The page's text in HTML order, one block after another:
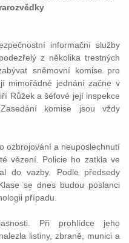
informační služby
z několika trestných
sněmovní komise pro
mimořádné jednání začne v
Růžek a šéfové její inspekce
komise jsou vždy
ozbrojování a neuposlechnutí
vězení. Policie ho zatkla ve
do vazby. Podle předsedy
se dnes budou poslanci
případu.
Při prohlídce jeho
listiny, zbraně, munici a